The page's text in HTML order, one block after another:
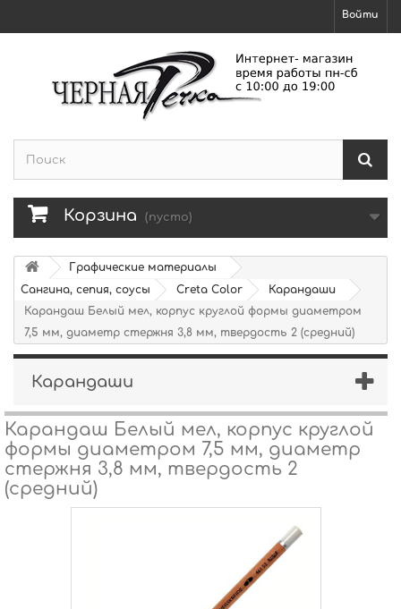
Войти
Корзина (пусто)
Графические материалы
Сангина, сепия, соусы
Creta Color
Карандаши
Карандаш Белый мел, корпус круглой формы диаметром
7,5 мм, диаметр стержня 3,8 мм, твердость 2 (средний)
Карандаши
Карандаш Белый мел, корпус круглой
формы диаметром 7,5 мм, диаметр
стержня 3,8 мм, твердость 2
(средний)